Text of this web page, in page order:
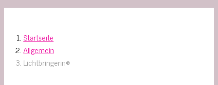
Startseite
Allgemein
Lichtbringerin®